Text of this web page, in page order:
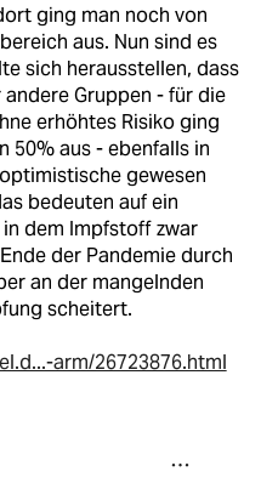
ging man noch von
aus. Nun sind es
sich herausstellen, dass
Gruppen - für die
erhöhtes Risiko ging
50% aus - ebenfalls in
gewesen
bedeuten auf ein
dem Impfstoff zwar
der Pandemie durch
an der mangelnden
scheitert.
arm/26723876.html